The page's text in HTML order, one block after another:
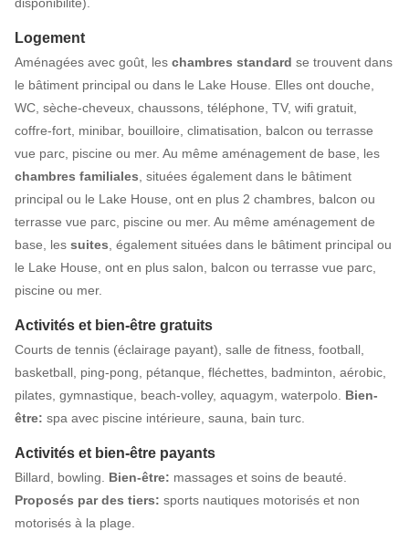
Logement
Aménagées avec goût, les chambres standard se trouvent dans
le bâtiment principal ou dans le Lake House. Elles ont douche,
WC, sèche-cheveux, chaussons, téléphone, TV, wifi gratuit,
coffre-fort, minibar, bouilloire, climatisation, balcon ou terrasse
vue parc, piscine ou mer. Au même aménagement de base, les
chambres familiales , situées également dans le bâtiment
principal ou le Lake House, ont en plus 2 chambres, balcon ou
terrasse vue parc, piscine ou mer. Au même aménagement de
base, les suites , également situées dans le bâtiment principal ou
le Lake House, ont en plus salon, balcon ou terrasse vue parc,
piscine ou mer.
Activités et bien-être gratuits
Courts de tennis (éclairage payant), salle de fitness, football,
basketball, ping-pong, pétanque, fléchettes, badminton, aérobic,
pilates, gymnastique, beach-volley, aquagym, waterpolo. Bien-
être: spa avec piscine intérieure, sauna, bain turc.
Activités et bien-être payants
Billard, bowling. Bien-être: massages et soins de beauté.
Proposés par des tiers: sports nautiques motorisés et non
motorisés à la plage.